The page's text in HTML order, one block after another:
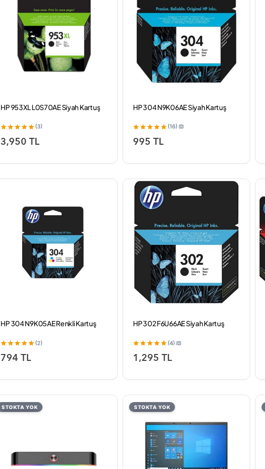
HP 953XL L0S70AE Siyah Kartuş
(3)
3,950 TL
HP 304 N9K06AE Siyah Kartuş
(16)
995 TL
HP 304 N9K05AE Renkli Kartuş
(2)
794 TL
HP 302 F6U66AE Siyah Kartuş
(4)
1,295 TL
STOKTA YOK STOKTA YOK